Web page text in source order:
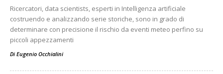
Ricercatori, data scientists, esperti in Intelligenza artificiale
costruendo e analizzando serie storiche, sono in grado di
determinare con precisione il rischio da eventi meteo perfino su
piccoli appezzamenti
Di Eugenio Occhialini